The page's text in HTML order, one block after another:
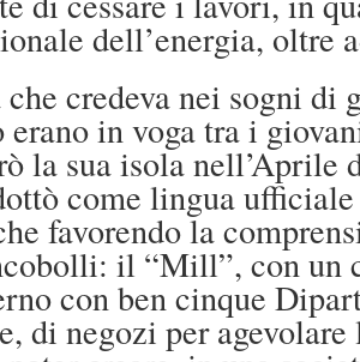
dell’energia, oltre
credeva nei sogni di
erano in voga tra i
la sua isola nell’Aprile
come lingua
favorendo la
il “Mill”, con un
con ben cinque
di negozi per